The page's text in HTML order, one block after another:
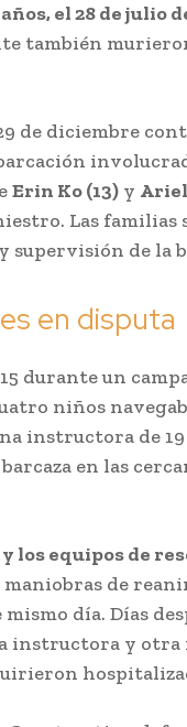
el 28 de julio
también
de diciembre
Erin Ko (13) y
Las familias
de la
en disputa
durante un
niños
instructora de
en las
los equipos de
maniobras de
día. Días
instructora y otra